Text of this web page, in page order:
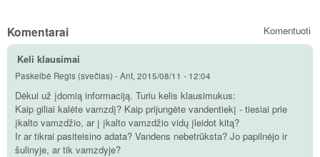
Komentuoti
Komentarai
Keli klausimai
Paskelbė Regis (svečias) -Ant, 2015/08/11 - 12:04
Dėkui už įdomią informaciją. Turiu kelis klausimukus:
Kaip giliai kalėte vamzdį? Kaip prijungėte vandentiekį - tiesiai prie
įkalto vamzdžio, ar į įkalto vamzdžio vidų įleidot kitą?
Ir ar tikrai pasiteisino adata? Vandens nebetrūksta? Jo papilnėjo ir
šulinyje, ar tik vamzdyje?